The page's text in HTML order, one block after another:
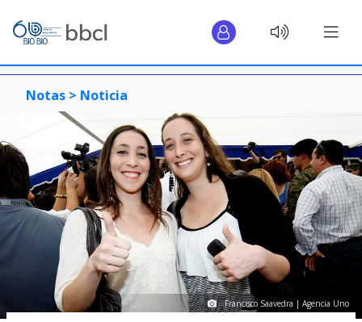
Notas > Noticia
Francisco Saavedra | Agencia Uno